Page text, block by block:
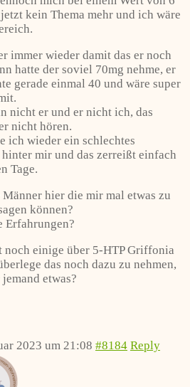
kein Thema mehr und ich wäre
immer wieder damit das er noch
hatte der soviel 70mg nehme, er
gerade einmal 40 und wäre super
nicht er und er nicht ich, das
nicht hören.
ich wieder ein schlechtes
hinter mir und das zerreißt einfach
Tage.
hier die mir mal etwas zu
können?
Erfahrungen?
noch einige über 5-HTP Griffonia
das noch dazu zu nehmen,
etwas?
2023 um 21:08 #8184 Reply